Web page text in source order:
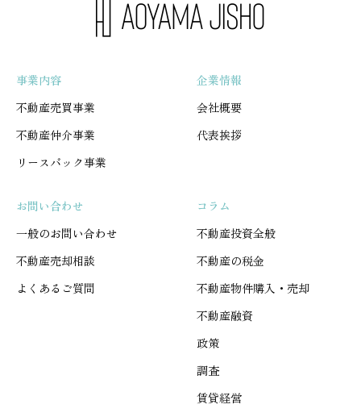
事業内容
不動産売買事業
不動産仲介事業
リースバック事業
企業情報
会社概要
代表挨拶
お問い合わせ
一般のお問い合わせ
不動産売却相談
よくあるご質問
コラム
不動産投資全般
不動産の税金
不動産物件購入・売却
不動産融資
政策
調査
賃貸経営